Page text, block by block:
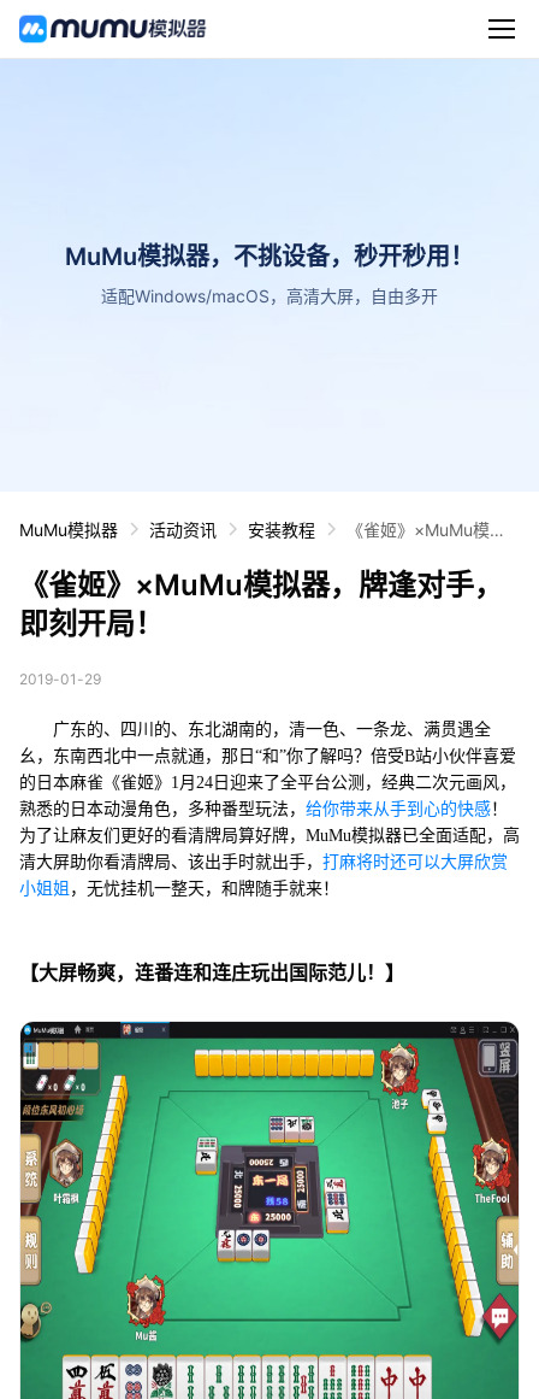
MuMu模拟器，不挑设备，秒开秒用！
适配Windows/macOS，高清大屏，自由多开
MuMu模拟器 活动资讯 安装教程
《雀姬》×MuMu模拟
局！
《雀姬》×MuMu模拟器，牌逢对手，
即刻开局！
2019-01-29
广东的、四川的、东北湖南的，清一色、一条龙、满贯遇全
幺，东南西北中一点就通，那日“和”你了解吗？倍受B站小伙伴喜爱
的日本麻雀《雀姬》1月24日迎来了全平台公测，经典二次元画风，
熟悉的日本动漫角色，多种番型玩法， 给你带来从手到心的快感！
为了让麻友们更好的看清牌局算好牌，MuMu模拟器已全面适配，高
清大屏助你看清牌局、该出手时就出手， 打麻将时还可以大屏欣赏
小姐姐 ，无忧挂机一整天，和牌随手就来！
【大屏畅爽，连番连和连庄玩出国际范儿！】